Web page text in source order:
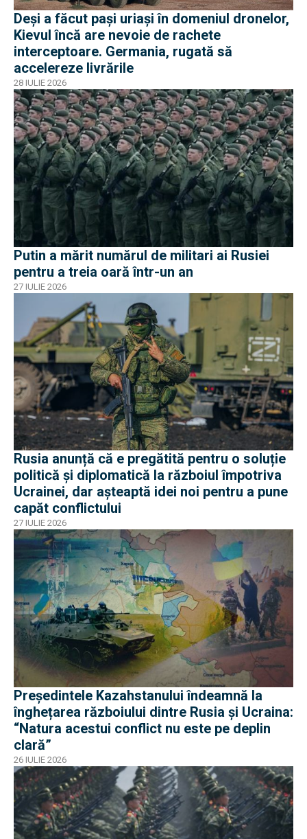
Deși a făcut pași uriași în domeniul dronelor,
Kievul încă are nevoie de rachete
interceptoare. Germania, rugată să
accelereze livrările
28 IULIE 2026
Putin a mărit numărul de militari ai Rusiei
pentru a treia oară într-un an
27 IULIE 2026
Rusia anunță că e pregătită pentru o soluție
politică și diplomatică la războiul împotriva
Ucrainei, dar așteaptă idei noi pentru a pune
capăt conflictului
27 IULIE 2026
Președintele Kazahstanului îndeamnă la
înghețarea războiului dintre Rusia și Ucraina:
“Natura acestui conflict nu este pe deplin
clară”
26 IULIE 2026